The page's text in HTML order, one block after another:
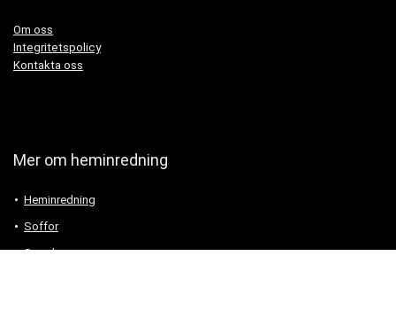
Om oss
Integritetspolicy
Kontakta oss
Mer om heminredning
Heminredning
Soffor
Speglar